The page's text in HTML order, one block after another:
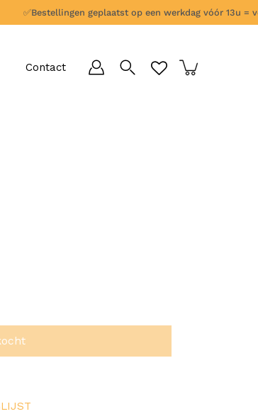
Bestellingen geplaatst op een werkdag vóór 13u =
Contact